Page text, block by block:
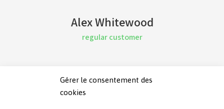
Gérer le consentement des
cookies
Alex Whitewood
regular customer
© Sharing Productions 2026 – All rights reserved.